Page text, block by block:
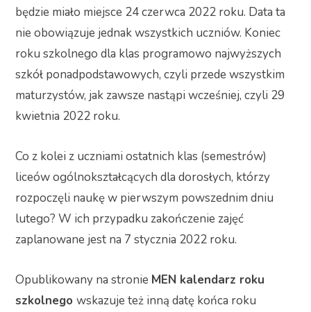
będzie miało miejsce 24 czerwca 2022 roku. Data ta
nie obowiązuje jednak wszystkich uczniów. Koniec
roku szkolnego dla klas programowo najwyższych
szkół ponadpodstawowych, czyli przede wszystkim
maturzystów, jak zawsze nastąpi wcześniej, czyli 29
kwietnia 2022 roku.
Co z kolei z uczniami ostatnich klas (semestrów)
liceów ogólnokształcących dla dorosłych, którzy
rozpoczęli naukę w pierwszym powszednim dniu
lutego? W ich przypadku zakończenie zajęć
zaplanowane jest na 7 stycznia 2022 roku.
Opublikowany na stronie MEN kalendarz roku
szkolnego wskazuje też inną datę końca roku